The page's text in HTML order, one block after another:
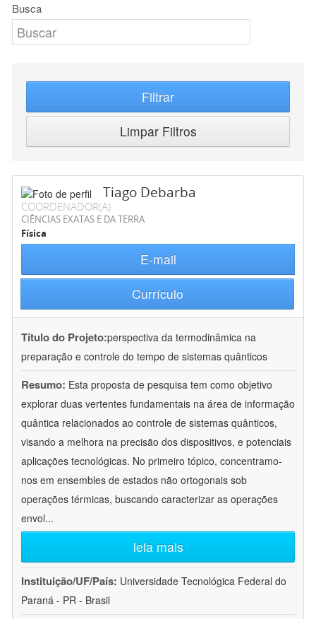
Busca
Filtrar
Limpar Filtros
Tiago Debarba
COORDENADOR(A)
CIÊNCIAS EXATAS E DA TERRA
Física
E-mail
Currículo
Título do Projeto:perspectiva da termodinâmica na
preparação e controle do tempo de sistemas quânticos
Resumo: Esta proposta de pesquisa tem como objetivo
explorar duas vertentes fundamentais na área de informação
quântica relacionados ao controle de sistemas quânticos,
visando a melhora na precisão dos dispositivos, e potenciais
aplicações tecnológicas. No primeiro tópico, concentramo-
nos em ensembles de estados não ortogonais sob
operações térmicas, buscando caracterizar as operações
envol...
leia mais
Instituição/UF/País: Universidade Tecnológica Federal do
Paraná - PR - Brasil